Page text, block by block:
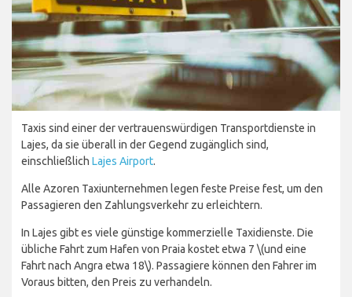
Taxis sind einer der vertrauenswürdigen Transportdienste in
Lajes, da sie überall in der Gegend zugänglich sind,
einschließlich Lajes Airport.
Alle Azoren Taxiunternehmen legen feste Preise fest, um den
Passagieren den Zahlungsverkehr zu erleichtern.
In Lajes gibt es viele günstige kommerzielle Taxidienste. Die
übliche Fahrt zum Hafen von Praia kostet etwa 7 \(und eine
Fahrt nach Angra etwa 18\). Passagiere können den Fahrer im
Voraus bitten, den Preis zu verhandeln.